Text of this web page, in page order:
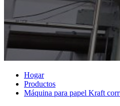
Hogar
Productos
Máquina para papel Kraft